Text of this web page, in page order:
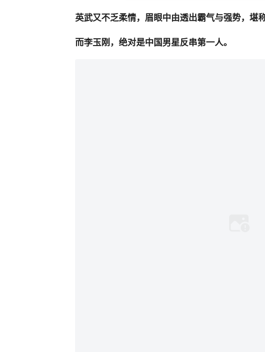
英武又不乏柔情，眉眼中由透出霸气与强势，堪
而李玉刚，绝对是中国男星反串第一人。